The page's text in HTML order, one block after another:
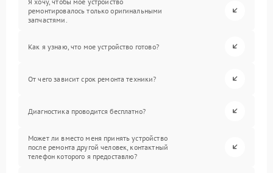
ремонтировалось только оригинальными
запчастями.
Как я узнаю, что мое устройство готово?
От чего зависит срок ремонта техники?
Диагностика проводится бесплатно?
Может ли вместо меня принять устройство
после ремонта другой человек, контактный
телефон которого я предоставлю?